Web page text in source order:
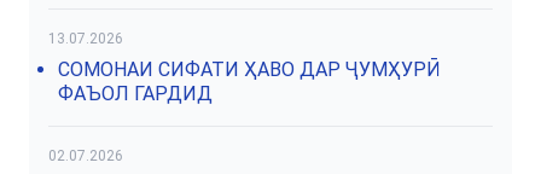
13.07.2026
СОМОНАИ СИФАТИ ҲАВО ДАР ҶУМҲУРӢ
ФАЪОЛ ГАРДИД
02.07.2026